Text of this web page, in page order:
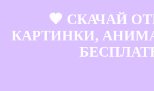
🧡 СКАЧАЙ
КАРТИНКИ,